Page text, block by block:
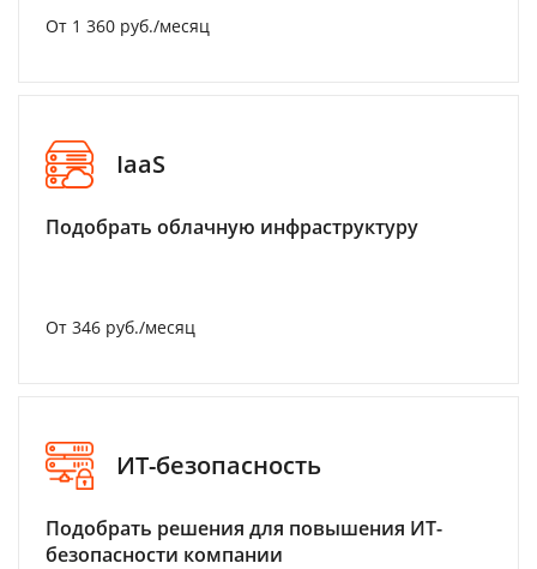
От 1 360 руб./месяц
IaaS
Подобрать облачную инфраструктуру
От 346 руб./месяц
ИТ-безопасность
Подобрать решения для повышения ИТ-
безопасности компании